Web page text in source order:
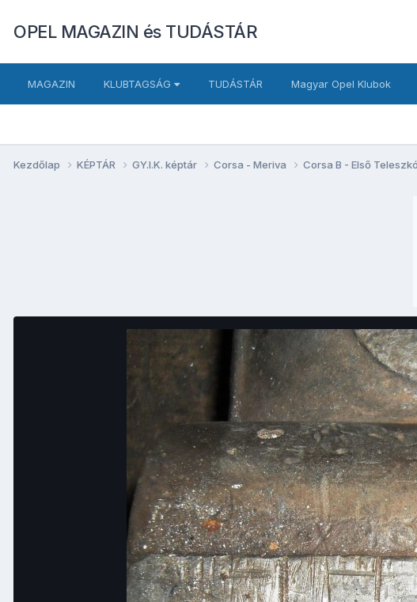
OPEL MAGAZIN és TUDÁSTÁR
MAGAZIN KLUBTAGSÁG TUDÁSTÁR Magyar Opel Klubok
Kezdőlap KÉPTÁR GY.I.K. képtár Corsa - Meriva Corsa B - Első